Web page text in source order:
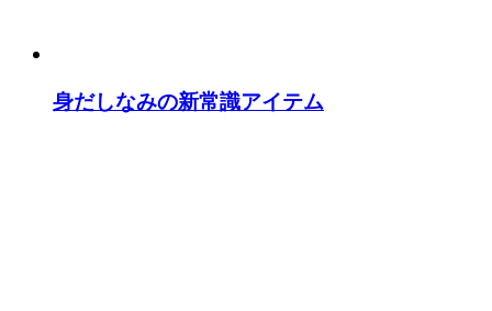
身だしなみの新常識アイテム